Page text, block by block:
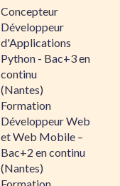
Concepteur
Développeur
d'Applications
Python - Bac+3 en
continu
(Nantes)
Formation
Développeur Web
et Web Mobile –
Bac+2 en continu
(Nantes)